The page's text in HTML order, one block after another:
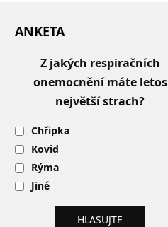
ANKETA
Z jakých respiračních
onemocnění máte letos
největší strach?
Chřipka
Kovid
Rýma
Jiné